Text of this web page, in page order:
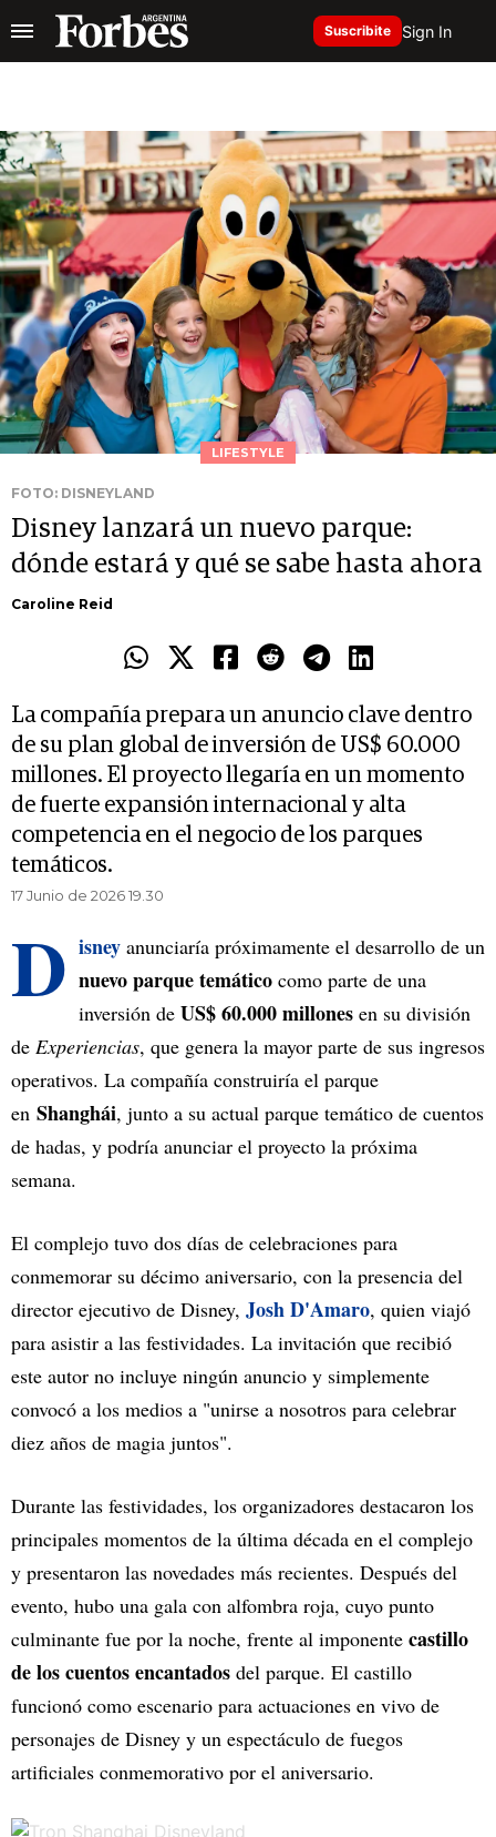
Suscribite Sign In
LIFESTYLE
FOTO: DISNEYLAND
Disney lanzará un nuevo parque:
dónde estará y qué se sabe hasta ahora
Caroline Reid
La compañía prepara un anuncio clave dentro
de su plan global de inversión de US$ 60.000
millones. El proyecto llegaría en un momento
de fuerte expansión internacional y alta
competencia en el negocio de los parques
temáticos.
17 Junio de 2026 19.30
D isney anunciaría próximamente el desarrollo de un
nuevo parque temático como parte de una
inversión de US$ 60.000 millones en su división
de Experiencias, que genera la mayor parte de sus ingresos
operativos. La compañía construiría el parque
en Shanghái, junto a su actual parque temático de cuentos
de hadas, y podría anunciar el proyecto la próxima
semana.
El complejo tuvo dos días de celebraciones para
conmemorar su décimo aniversario, con la presencia del
director ejecutivo de Disney, Josh D'Amaro, quien viajó
para asistir a las festividades. La invitación que recibió
este autor no incluye ningún anuncio y simplemente
convocó a los medios a "unirse a nosotros para celebrar
diez años de magia juntos".
Durante las festividades, los organizadores destacaron los
principales momentos de la última década en el complejo
y presentaron las novedades más recientes. Después del
evento, hubo una gala con alfombra roja, cuyo punto
culminante fue por la noche, frente al imponente castillo
de los cuentos encantados del parque. El castillo
funcionó como escenario para actuaciones en vivo de
personajes de Disney y un espectáculo de fuegos
artificiales conmemorativo por el aniversario.